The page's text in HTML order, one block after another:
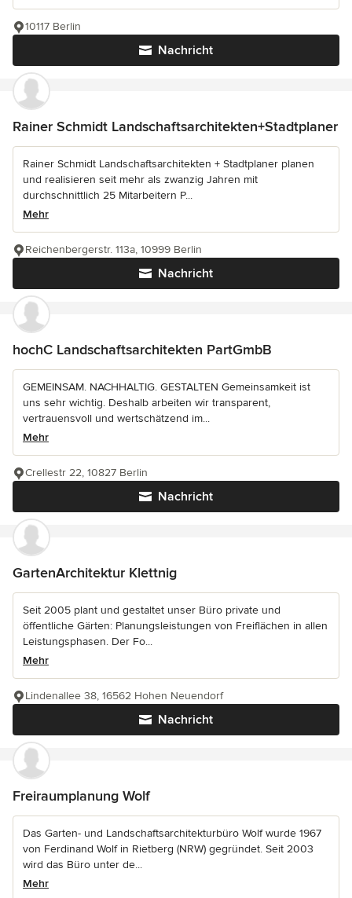
Nachricht
10117 Berlin
Rainer Schmidt Landschaftsarchitekten+Stadtplaner
Rainer Schmidt Landschaftsarchitekten + Stadtplaner planen
und realisieren seit mehr als zwanzig Jahren mit
durchschnittlich 25 Mitarbeitern P...
Mehr
Nachricht
Reichenbergerstr. 113a, 10999 Berlin
hochC Landschaftsarchitekten PartGmbB
GEMEINSAM. NACHHALTIG. GESTALTEN Gemeinsamkeit ist
uns sehr wichtig. Deshalb arbeiten wir transparent,
vertrauensvoll und wertschätzend im...
Mehr
Nachricht
Crellestr 22, 10827 Berlin
GartenArchitektur Klettnig
Seit 2005 plant und gestaltet unser Büro private und
öffentliche Gärten: Planungsleistungen von Freiflächen in allen
Leistungsphasen. Der Fo...
Mehr
Nachricht
Lindenallee 38, 16562 Hohen Neuendorf
Freiraumplanung Wolf
Das Garten- und Landschaftsarchitekturbüro Wolf wurde 1967
von Ferdinand Wolf in Rietberg (NRW) gegründet. Seit 2003
wird das Büro unter de...
Mehr